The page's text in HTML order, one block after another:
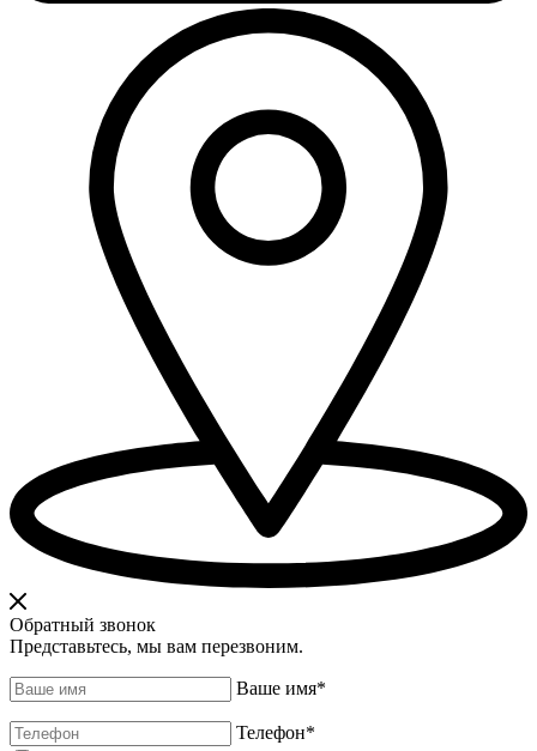
Обратный звонок
Представьтесь, мы вам перезвоним.
Ваше имя*
Телефон*